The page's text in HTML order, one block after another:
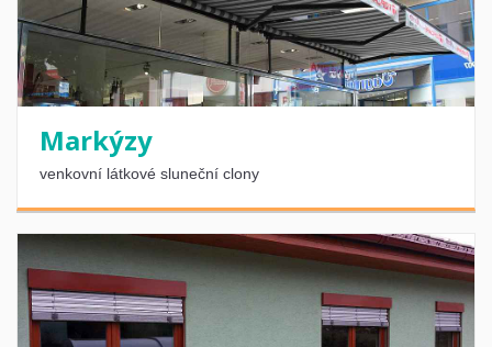
Markýzy
venkovní látkové sluneční clony